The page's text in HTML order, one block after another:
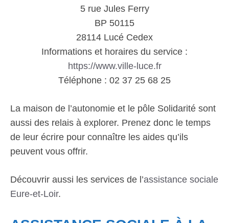
5 rue Jules Ferry
BP 50115
28114 Lucé Cedex
Informations et horaires du service :
https://www.ville-luce.fr
Téléphone : 02 37 25 68 25
La maison de l’autonomie et le pôle Solidarité sont
aussi des relais à explorer. Prenez donc le temps
de leur écrire pour connaître les aides qu’ils
peuvent vous offrir.
Découvrir aussi les services de l’assistance sociale
Eure-et-Loir.